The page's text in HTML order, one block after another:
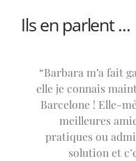
Ils en parlent ...
“Barbara m’a fait
elle je connais
Barcelone ! Elle-
meilleures
pratiques ou
solution et